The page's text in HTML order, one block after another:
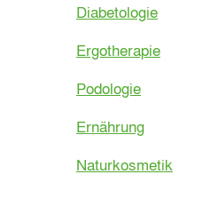
Diabetologie
Ergotherapie
Podologie
Ernährung
Naturkosmetik